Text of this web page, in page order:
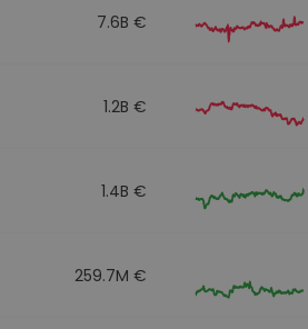
7.6B €
1.2B €
1.4B €
259.7M €